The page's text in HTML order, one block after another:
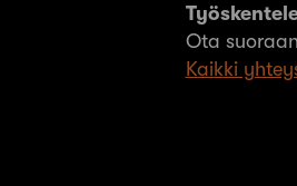
Ota
Kaikki